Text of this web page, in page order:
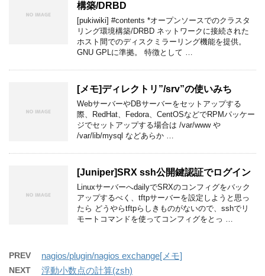
構築/DRBD
[pukiwiki] #contents *オープンソースでのクラスタ
リング環境構築/DRBD ネットワークに接続された
ホスト間でのディスクミラーリング機能を提供。
GNU GPLに準拠。 特徴として …
[メモ]ディレクトリ”/srv”の使いみち
WebサーバーやDBサーバーをセットアップする
際、RedHat、Fedora、CentOSなどでRPMパッケー
ジでセットアップする場合は /var/www や
/var/lib/mysql などあらか …
[Juniper]SRX ssh公開鍵認証でログイン
LinuxサーバーへdailyでSRXのコンフィグをバック
アップするべく、tftpサーバーを設定しようと思っ
たら どうやらtftpらしきものがないので、sshでリ
モートコマンドを使ってコンフィグをとっ …
PREV nagios​/plugin​/nagios exchange[メモ]
NEXT 浮動小数点の計算(zsh)